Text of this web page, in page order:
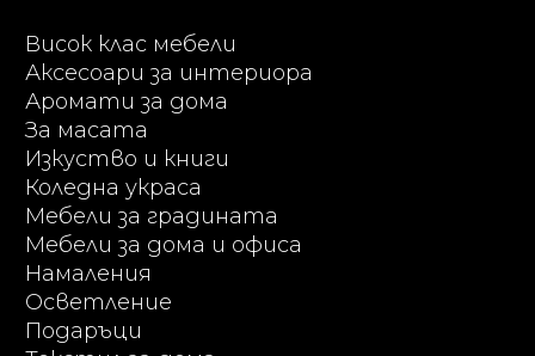
Висок клас мебели
Аксесоари за интериора
Аромати за дома
За масата
Изкуство и книги
Коледна украса
Мебели за градината
Мебели за дома и офиса
Намаления
Осветление
Подаръци